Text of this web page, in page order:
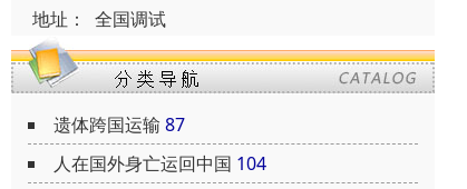
地址： 全国调试
遗体跨国运输 87
人在国外身亡运回中国 104